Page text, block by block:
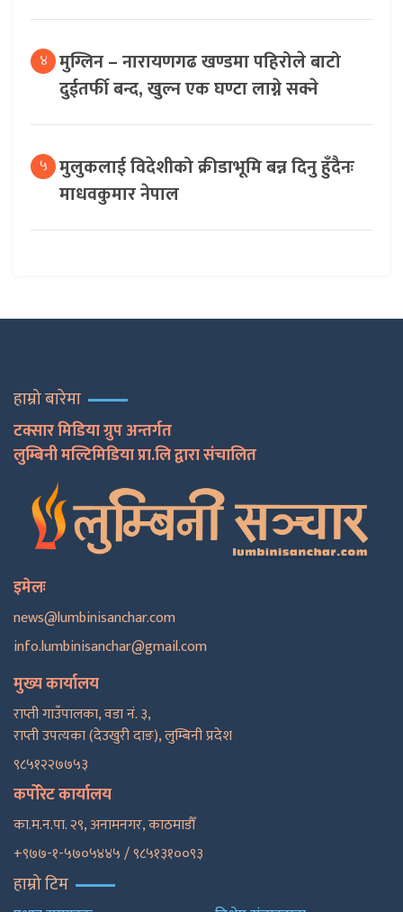
४ मुग्लिन – नारायणगढ खण्डमा पहिरोले बाटो
दुईतर्फी बन्द, खुल्न एक घण्टा लाग्ने सक्ने
५ मुलुकलाई विदेशीको क्रीडाभूमि बन्न दिनु हुँदैनः
माधवकुमार नेपाल
हाम्रो बारेमा
टक्सार मिडिया ग्रुप अन्तर्गत
लुम्बिनी मल्टिमिडिया प्रा.लि द्वारा संचालित
इमेलः
news@lumbinisanchar.com
info.lumbinisanchar@gmail.com
मुख्य कार्यालय
राप्ती गाउँपालका, वडा नं. ३,
राप्ती उपत्यका (देउखुरी दाङ), लुम्बिनी प्रदेश
९८५१२२७७५३
कर्पोरेट कार्यालय
का.म.न.पा. २९, अनामनगर, काठमाडाैँ
+९७७-१-५७०५४४५ / ९८५१३१००९३
हाम्रो टिम